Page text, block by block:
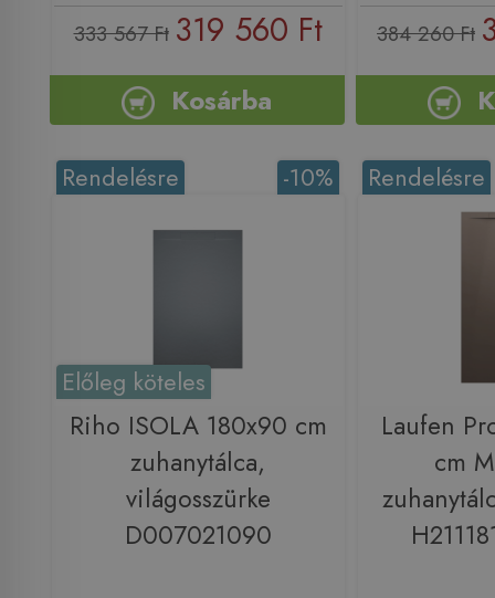
333 567 Ft 319 560 Ft
Kosárba
384 260 Ft
-10%
Rendelésre
Előleg köteles
Riho ISOLA 180x90 cm
zuhanytálca,
világosszürke
D007021090
Rendelésre
Laufen
cm